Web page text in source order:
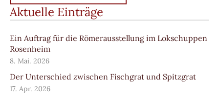
Aktuelle Einträge
Ein Auftrag für die Römerausstellung im Lokschuppen
Rosenheim
8. Mai. 2026
Der Unterschied zwischen Fischgrat und Spitzgrat
17. Apr. 2026